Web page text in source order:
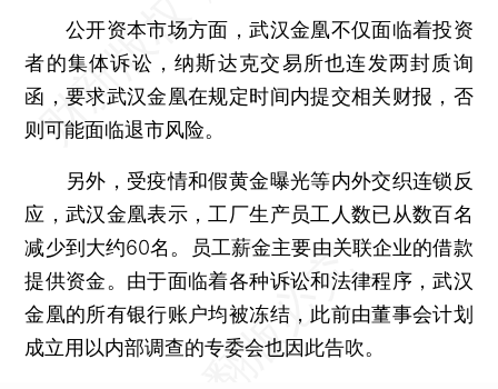
公开资本市场方面，武汉金凰不仅面临着投资
者的集体诉讼，纳斯达克交易所也连发两封质询
函，要求武汉金凰在规定时间内提交相关财报，否
则可能面临退市风险。
另外，受疫情和假黄金曝光等内外交织连锁反
应，武汉金凰表示，工厂生产员工人数已从数百名
减少到大约60名。员工薪金主要由关联企业的借款
提供资金。由于面临着各种诉讼和法律程序，武汉
金凰的所有银行账户均被冻结，此前由董事会计划
成立用以内部调查的专委会也因此告吹。